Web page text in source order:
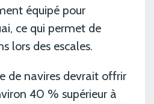
équipé pour
ce qui permet de
lors des escales.
de navires devrait offrir
40 % supérieur à